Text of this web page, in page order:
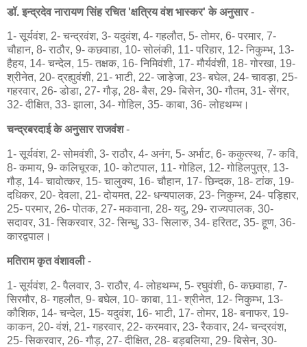
डॉ. इन्द्रदेव नारायण सिंह रचित 'क्षत्रिय वंश भास्कर' के अनुसार-
1- सूर्यवंश, 2- चन्द्रवंश, 3- यदुवंश, 4- गहलौत, 5- तोमर, 6- परमार, 7-
चौहान, 8- राठौर, 9- कछवाहा, 10- सोलंकी, 11- परिहार, 12- निकुम्भ, 13-
हैहय, 14- चन्देल, 15- तक्षक, 16- निमिवंशी, 17- मौर्यवंशी, 18- गोरखा, 19-
श्रीनेत, 20- द्रह्युवंशी, 21- भाटी, 22- जाड़ेजा, 23- बघेल, 24- चावड़ा, 25-
गहरवार, 26- डोडा, 27- गौड़, 28- बैस, 29- बिसेन, 30- गौतम, 31- सेंगर,
32- दीक्षित, 33- झाला, 34- गोहिल, 35- काबा, 36- लोहथम्भ।
चन्द्रबरदाई के अनुसार राजवंश-
1- सूर्यवंश, 2- सोमवंशी, 3- राठौर, 4- अनंग, 5- अर्भाट, 6- ककुत्स्थ, 7- कवि,
8- कमाय, 9- कलिचूरक, 10- कोटपाल, 11- गोहिल, 12- गोहिलपुत्र, 13-
गौड़, 14- चावोत्कर, 15- चालुक्य, 16- चौहान, 17- छिन्दक, 18- टांक, 19-
दधिकर, 20- देवला, 21- दोयमत, 22- धन्यपालक, 23- निकुम्भ, 24- पड़िहार,
25- परमार, 26- पोतक, 27- मकवाना, 28- यदु, 29- राज्यपालक, 30-
सदावर, 31- सिकरवार, 32- सिन्धु, 33- सिलारु, 34- हरितट, 35- हूण, 36-
कारद्वपाल।
मतिराम कृत वंशावली-
1- सूर्यवंश, 2- पैलवार, 3- राठौर, 4- लोहथम्भ, 5- रघुवंशी, 6- कछवाहा, 7-
सिरमौर, 8- गहलौत, 9- बघेल, 10- काबा, 11- श्रीनेत, 12- निकुम्भ, 13-
कौशिक, 14- चन्देल, 15- यदुवंश, 16- भाटी, 17- तोमर, 18- बनाफर, 19-
काकन, 20- वंशं, 21- गहरवार, 22- करमवार, 23- रैकवार, 24- चन्द्रवंश,
25- सिकरवार, 26- गौड़, 27- दीक्षित, 28- बड़बलिया, 29- बिसेन, 30-